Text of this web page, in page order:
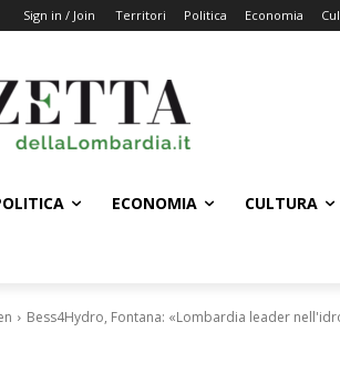
Sign in / Join Territori Politica Economia
ECONOMIA CULTURA
Bess4Hydro, Fontana: «Lombardia leader